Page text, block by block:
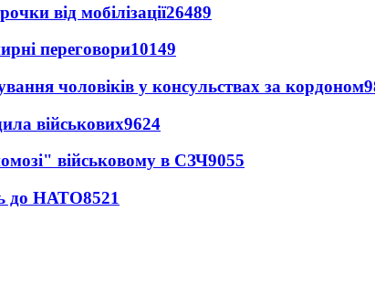
від мобілізації26489
переговори10149
чоловіків у консульствах за кордоном
військових9624
військовому в СЗЧ9055
до НАТО8521